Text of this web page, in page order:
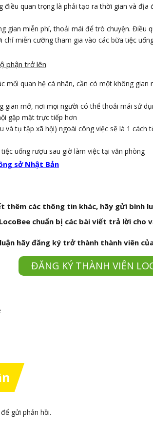
điều quan trọng là phải tạo ra thời gian và
gian miễn phí, thoải mái để trò chuyện. Điều
chỉ miễn cưỡng tham gia vào các bữa tiệc
phận trở lên
mối quan hệ cá nhân, cần có một không
gian mở, nơi mọi người có thể thoải mái sử
gặp mặt trực tiếp hơn
và tụ tập xã hội) ngoài công việc sẽ là 1
uống rượu sau giờ làm việc tại văn phòng
sở Nhật Bản
thêm các thông tin khác, hãy gửi bình
chuẩn bị các bài viết trả lời cho
hãy đăng ký trở thành thành viên
ĐĂNG KÝ THÀNH VIÊN
để gửi phản hồi.